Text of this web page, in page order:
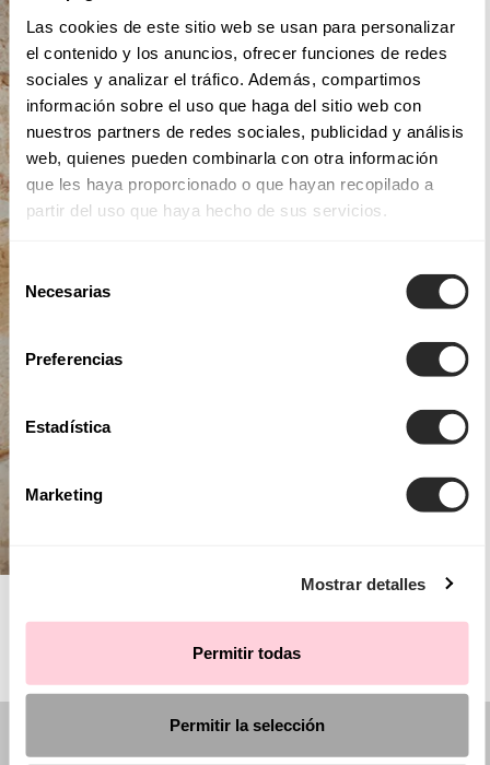
Las cookies de este sitio web se usan para personalizar
el contenido y los anuncios, ofrecer funciones de redes
sociales y analizar el tráfico. Además, compartimos
información sobre el uso que haga del sitio web con
nuestros partners de redes sociales, publicidad y análisis
web, quienes pueden combinarla con otra información
que les haya proporcionado o que hayan recopilado a
partir del uso que haya hecho de sus servicios.
Selección
Necesarias
Preferencias
Estadística
Marketing
Mostrar detalles
Permitir todas
Permitir la selección